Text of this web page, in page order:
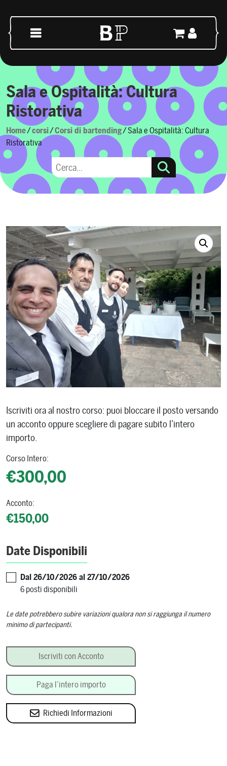
Navigazione principale
Sala e Ospitalità: Cultura
Ristorativa
Home/corsi/Corsi di bartending/ Sala e Ospitalità: Cultura
Ristorativa
Iscriviti ora al nostro corso: puoi bloccare il posto versando
un acconto oppure scegliere di pagare subito l’intero
importo.
Corso Intero:
€300,00
Acconto:
€150,00
Date Disponibili
Dal 26/10/2026 al 27/10/2026
6 posti disponibili
Le date potrebbero subire variazioni qualora non si raggiunga il numero
minimo di partecipanti.
Iscriviti con Acconto
Paga l’intero importo
Richiedi Informazioni